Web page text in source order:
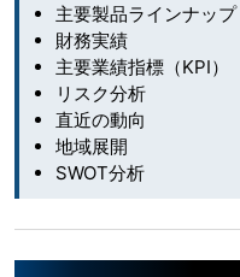
主要製品ラインナップ
財務実績
主要業績指標（KPI）
リスク分析
直近の動向
地域展開
SWOT分析